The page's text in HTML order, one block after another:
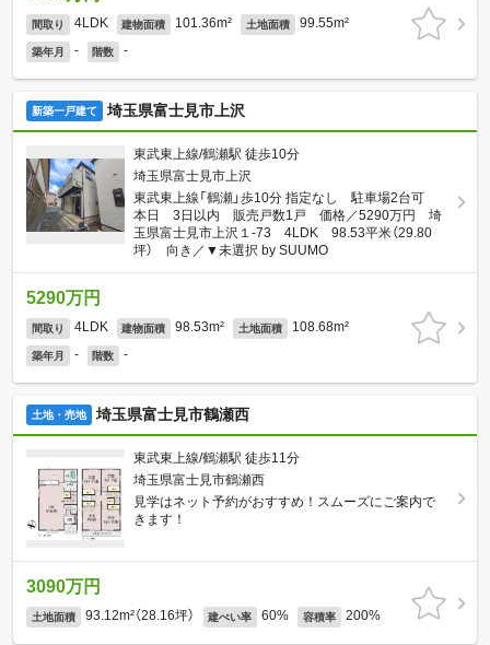
間取り 4LDK 建物面積 101.36m² 土地面積 99.55m²
築年月 - 階数 -
新築一戸建て 埼玉県富士見市上沢
東武東上線/鶴瀬駅 徒歩10分
埼玉県富士見市上沢
東武東上線「鶴瀬」歩10分 指定なし 駐車場2台可
本日 3日以内 販売戸数1戸 価格／5290万円 埼
玉県富士見市上沢１-73 4LDK 98.53平米（29.80
坪） 向き／▼未選択 by SUUMO
5290万円
間取り 4LDK 建物面積 98.53m² 土地面積 108.68m²
築年月 - 階数 -
土地・売地 埼玉県富士見市鶴瀬西
東武東上線/鶴瀬駅 徒歩11分
埼玉県富士見市鶴瀬西
見学はネット予約がおすすめ！スムーズにご案内で
きます！
3090万円
土地面積 93.12m²（28.16坪） 建ぺい率 60% 容積率 200%